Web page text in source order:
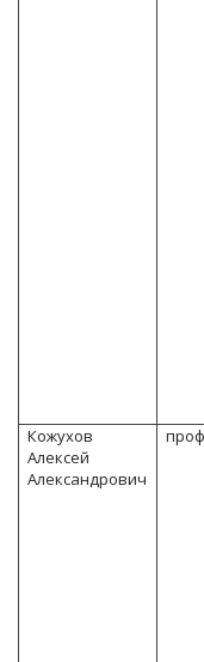
Кожухов
Алексей
Александрович